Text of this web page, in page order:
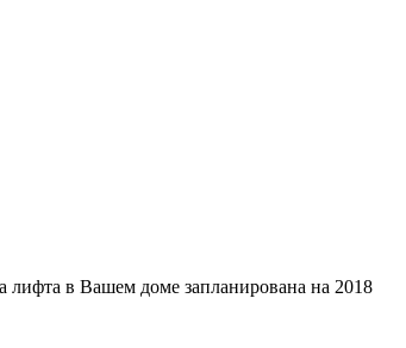
лифта в Вашем доме запланирована на 2018